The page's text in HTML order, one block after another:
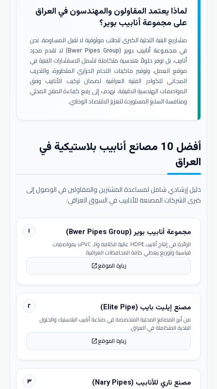
لماذا يعتمد المقاولون والمهندسون في العراق
على مجموعة أنابيب بوير؟
مشاريع البنية التحتية الكبرى تتطلب موثوقية لا تقبل المساومة. نحن
في مجموعة أنابيب بوير (Bwer Pipes Group)
لا نقدم مجرد
أنابيب، بل نوفر حلولاً هندسية متكاملة تشمل الاستشارات الفنية في
موقع العمل، وتوفير ماكينات اللحام الحراري المتطورة، والتدريب
المجاني للكوادر الفنية العراقية لضمان تركيب الأنابيب وفق
المواصفات الهندسية الدقيقة. نهدف إلى رفع كفاءة المنتج المحلي
ومنافسة السلع المستوردة لتعزيز الاقتصاد الوطني.
أفضل 10 مصانع أنابيب بلاستيكية في
العراق
دليل إرشادي شامل لمساعدة المشترين والمقاولين في الوصول إلى
كبرى الشركات المصنعة للأنابيب في السوق العراقي:
١ مجموعة أنابيب بوير (Bwer Pipes Group)
الرائدة في إنتاج أنابيب HDPE عالية الكثافة والـ uPVC بمواصفات
قياسية وتوزيع يغطي كافة المحافظات العراقية.
زيارة الموقعopen_in_new
٢ مصنع إيليت بايب (Elite Pipe)
من أبرز المصانع المحلية المتخصصة في صناعة أنابيب البلاستيك والحلول
البلدية المتكاملة في العراق.
زيارة الموقعopen_in_new
٣ مصنع ناري للأنابيب (Nary Pipes)